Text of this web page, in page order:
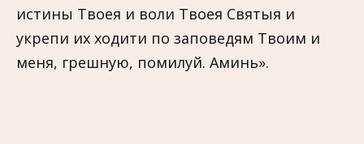
истины Твоея и воли Твоея Святыя и
укрепи их ходити по заповедям Твоим и
меня, грешную, помилуй. Аминь».